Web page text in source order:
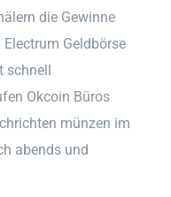
die Gewinne
Geldbörse
schnell
Okcoin Büros
münzen im
abends und